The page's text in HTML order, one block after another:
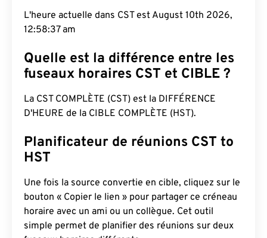
L'heure actuelle dans CST est August 10th 2026,
12:58:38 am
Quelle est la différence entre les
fuseaux horaires CST et CIBLE ?
La CST COMPLÈTE (CST) est la DIFFÉRENCE
D'HEURE de la CIBLE COMPLÈTE (HST).
Planificateur de réunions CST to
HST
Une fois la source convertie en cible, cliquez sur le
bouton « Copier le lien » pour partager ce créneau
horaire avec un ami ou un collègue. Cet outil
simple permet de planifier des réunions sur deux